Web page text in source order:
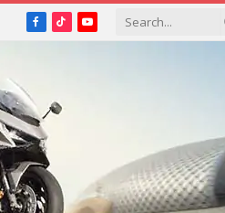
Facebook
TikTokYouTube